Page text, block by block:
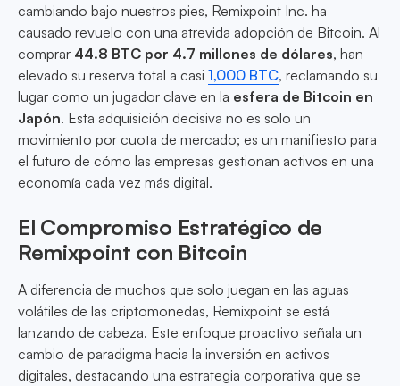
cambiando bajo nuestros pies, Remixpoint Inc. ha
causado revuelo con una atrevida adopción de Bitcoin. Al
comprar 44.8 BTC por 4.7 millones de dólares, han
elevado su reserva total a casi 1,000 BTC, reclamando su
lugar como un jugador clave en la esfera de Bitcoin en
Japón. Esta adquisición decisiva no es solo un
movimiento por cuota de mercado; es un manifiesto para
el futuro de cómo las empresas gestionan activos en una
economía cada vez más digital.
El Compromiso Estratégico de
Remixpoint con Bitcoin
A diferencia de muchos que solo juegan en las aguas
volátiles de las criptomonedas, Remixpoint se está
lanzando de cabeza. Este enfoque proactivo señala un
cambio de paradigma hacia la inversión en activos
digitales, destacando una estrategia corporativa que se